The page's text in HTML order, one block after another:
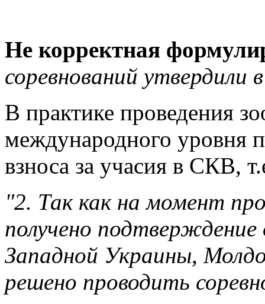
Не корректная
соревнований утвердили
В практике проведения
международного уровня
взноса за учасия в СКВ,
"2. Так как на момент
получено подтверждение
Западной Украины,
решено проводить